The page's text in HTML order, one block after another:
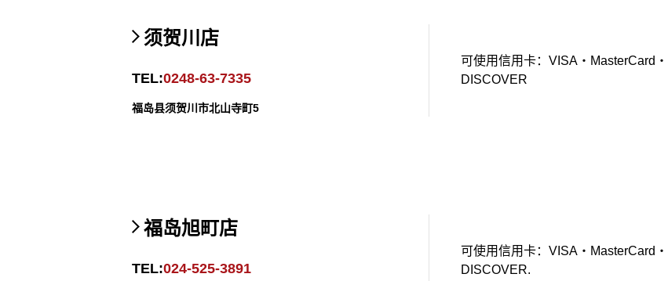
须贺川店
TEL:0248-63-7335
福岛县须贺川市北山寺町5
可使用信用卡：VISA・MasterCard
DISCOVER
福岛旭町店
TEL:024-525-3891
可使用信用卡：VISA・MasterCard
DISCOVER.